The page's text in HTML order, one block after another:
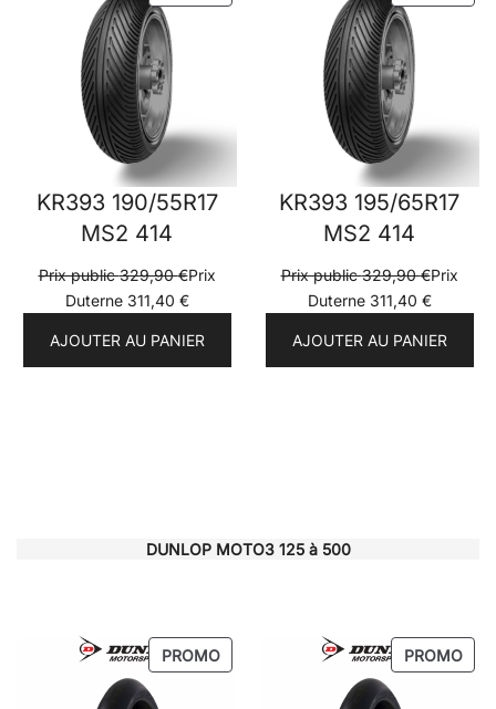
KR393 190/55R17
MS2 414
Prix public329,90€Prix
Duterne 311,40 €
AJOUTER AU PANIER
KR393 195/65R17
MS2 414
Prix public329,90€Prix
Duterne 311,40 €
AJOUTER AU PANIER
DUNLOP MOTO3 125 à 500
PROMOPRODUIT
PROMO